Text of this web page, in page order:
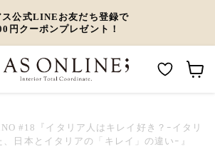
ス公式LINEお友だち登録で
円クーポンプレゼント！
W
i
ト
#18『イタリア人はキレイ好き？ｰイタリ
日本とイタリアの「キレイ」の違いｰ』